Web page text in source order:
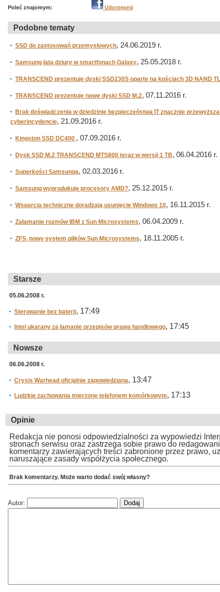
Poleć znajomym: Udostępnij
Podobne tematy
SSD do zastosowań przemysłowych, 24.06.2019 r.
Samsung łata dziury w smartfonach Galaxy, 25.05.2018 r.
TRANSCEND prezentuje dyski SSD230S oparte na kościach 3D NAND
TRANSCEND prezentuje nowe dyski SSD M.2, 07.11.2016 r.
Brak doświadczenia w dziedzinie bezpieczeństwa IT znacznie
cyberincydencie, 21.09.2016 r.
Kingston SSD DC400 , 07.09.2016 r.
Dysk SSD M.2 TRANSCEND MTS800 teraz w wersji 1 TB, 06.04.2016 r.
Superkości Samsunga, 02.03.2016 r.
Samsung wyprodukuje procesory AMD?, 25.12.2015 r.
Wsparcia techniczne doradzają usunięcie Windows 10, 16.11.2015 r.
Załamanie rozmów IBM z Sun Microsystems, 06.04.2009 r.
ZFS, nowy system plików Sun Microsystems, 18.11.2005 r.
Starsze
05.06.2008 r.
Sterowanie bez baterii, 17:49
Intel ukarany za łamanie przepisów prawa handlowego, 17:45
Nowsze
06.06.2008 r.
Crysis Warhead oficjalnie zapowiedziana, 13:47
Ludzkie zachowania mierzone telefonem komórkowym, 17:13
Opinie
Redakcja nie ponosi odpowiedzialności za wypowiedzi
stronach serwisu oraz zastrzega sobie prawo do
komentarzy zawierających treści zabronione przez prawo,
naruszające zasady współżycia społecznego.
Brak komentarzy. Może warto dodać swój własny?
Autor: